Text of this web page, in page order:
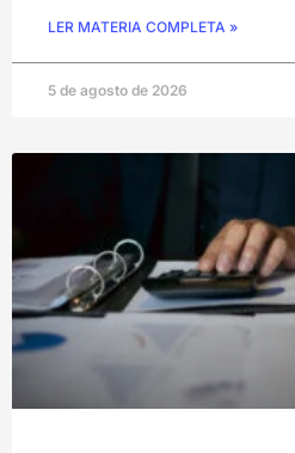
LER MATERIA COMPLETA »
5 de agosto de 2026